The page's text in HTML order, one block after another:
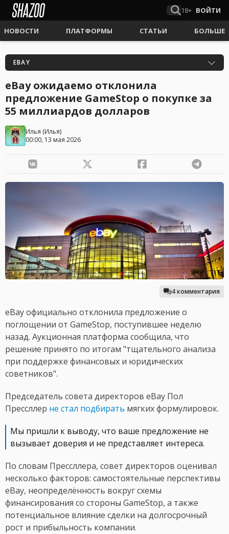
18+ ВОЙТИ
НОВОСТИ ПЛАТФОРМЫ СТАТЬИ БОЛЬШЕ
EBAY
eBay ожидаемо отклонила
предложение GameStop о покупке за
55 миллиардов долларов
Илья (Илья)
00:00, 13 мая 2026
4 комментария
eBay официально отклонила предложение о
поглощении от GameStop, поступившее неделю
назад. Аукционная платформа сообщила, что
решение принято по итогам "тщательного анализа
при поддержке финансовых и юридических
советников".
Председатель совета директоров eBay Пол
Прессллер не стал подбирать мягких формулировок.
Мы пришли к выводу, что ваше предложение не
вызывает доверия и не представляет интереса.
По словам Прессллера, совет директоров оценивал
несколько факторов: самостоятельные перспективы
eBay, неопределённость вокруг схемы
финансирования со стороны GameStop, а также
потенциальное влияние сделки на долгосрочный
рост и прибыльность компании.